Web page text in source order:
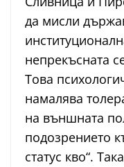
да мисли
непрекъсната
Това
намалява
на външната
подозрението
статус кво“.